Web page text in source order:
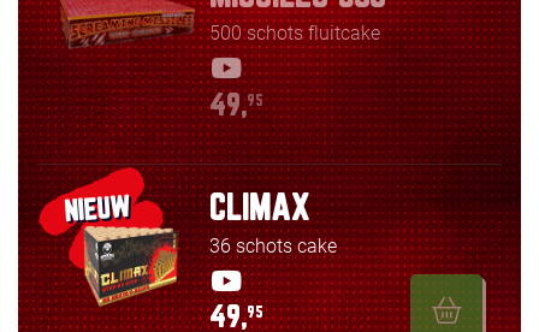
500 schots fluitcake
49,95
NIEUW CLIMAX
36 schots cake
49,95